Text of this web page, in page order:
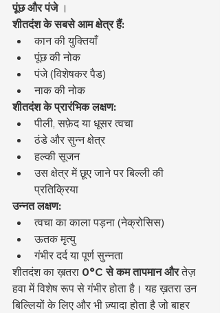
पूंछ और पंजे ।
शीतदंश के सबसे आम क्षेत्र हैं:
कान की युक्तियाँ
पूंछ की नोक
पंजे (विशेषकर पैड)
नाक की नोक
शीतदंश के प्रारंभिक लक्षण:
पीली, सफ़ेद या धूसर त्वचा
ठंडे और सुन्न क्षेत्र
हल्की सूजन
उस क्षेत्र में छूए जाने पर बिल्ली की
प्रतिक्रिया
उन्नत लक्षण:
त्वचा का काला पड़ना (नेक्रोसिस)
ऊतक मृत्यु
गंभीर दर्द या पूर्ण सुन्नता
शीतदंश का ख़तरा 0°C से कम तापमान और तेज़
हवा में विशेष रूप से गंभीर होता है। यह ख़तरा उन
बिल्लियों के लिए और भी ज़्यादा होता है जो बाहर